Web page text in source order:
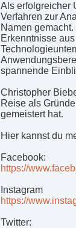
Als erfolgreicher
Verfahren zur
Namen
Erkenntnisse
spannende
Christopher
Reise als
gemeistert hat.
Hier kannst du
Facebook:
https://
Instagram
https://
Twitter: